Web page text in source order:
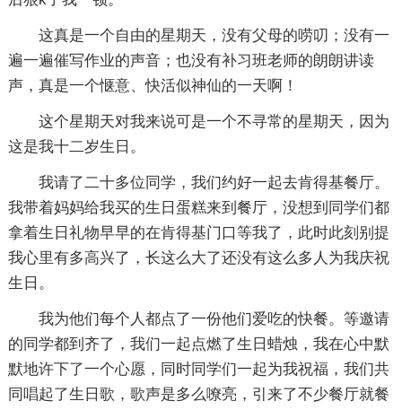
这真是一个自由的星期天，没有父母的唠叨；没有一
遍一遍催写作业的声音；也没有补习班老师的朗朗讲读
声，真是一个惬意、快活似神仙的一天啊！
这个星期天对我来说可是一个不寻常的星期天，因为
这是我十二岁生日。
我请了二十多位同学，我们约好一起去肯得基餐厅。
我带着妈妈给我买的生日蛋糕来到餐厅，没想到同学们都
拿着生日礼物早早的在肯得基门口等我了，此时此刻别提
我心里有多高兴了，长这么大了还没有这么多人为我庆祝
生日。
我为他们每个人都点了一份他们爱吃的快餐。等邀请
的同学都到齐了，我们一起点燃了生日蜡烛，我在心中默
默地许下了一个心愿，同时同学们一起为我祝福，我们共
同唱起了生日歌，歌声是多么嘹亮，引来了不少餐厅就餐